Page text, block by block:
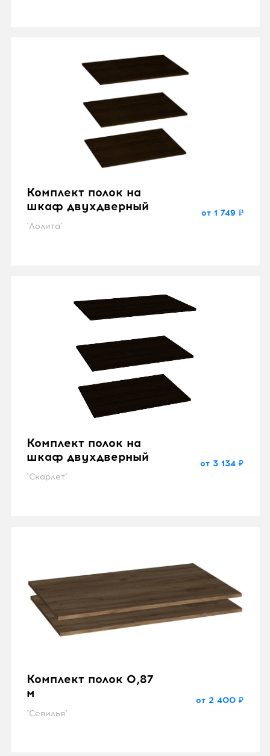
Комплект полок на
шкаф двухдверный
"Лолита"
от 1 749 ₽
Комплект полок на
шкаф двухдверный
"Скарлет"
от 3 134 ₽
Комплект полок 0,87
м
"Севилья"
от 2 400 ₽